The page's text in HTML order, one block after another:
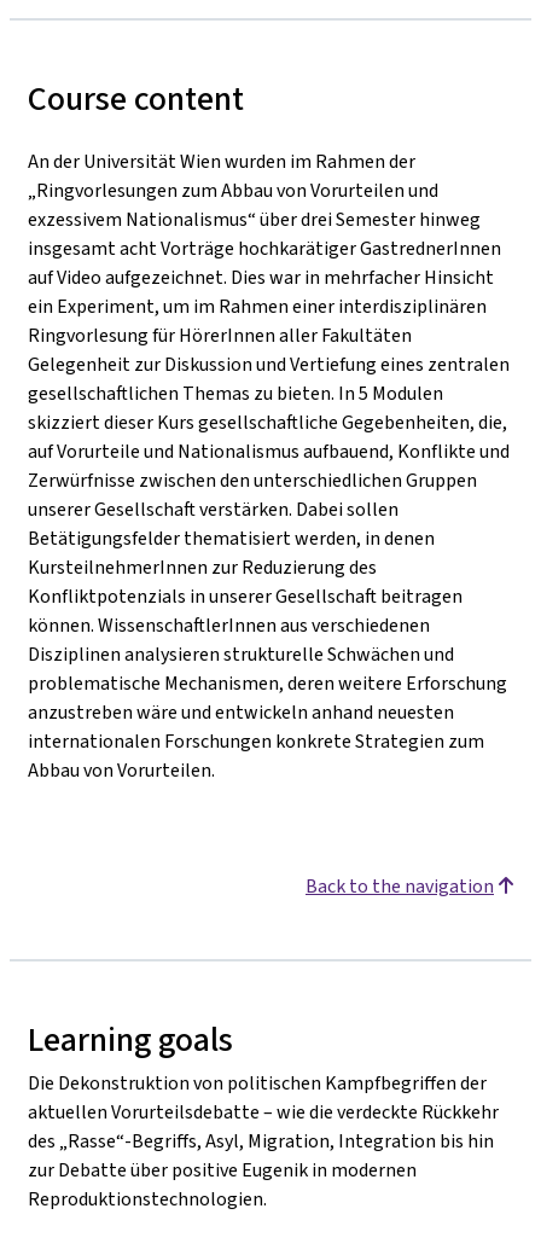
Course content
An der Universität Wien wurden im Rahmen der
„Ringvorlesungen zum Abbau von Vorurteilen und
exzessivem Nationalismus“ über drei Semester hinweg
insgesamt acht Vorträge hochkarätiger GastrednerInnen
auf Video aufgezeichnet. Dies war in mehrfacher Hinsicht
ein Experiment, um im Rahmen einer interdisziplinären
Ringvorlesung für HörerInnen aller Fakultäten
Gelegenheit zur Diskussion und Vertiefung eines zentralen
gesellschaftlichen Themas zu bieten. In 5 Modulen
skizziert dieser Kurs gesellschaftliche Gegebenheiten, die,
auf Vorurteile und Nationalismus aufbauend, Konflikte und
Zerwürfnisse zwischen den unterschiedlichen Gruppen
unserer Gesellschaft verstärken. Dabei sollen
Betätigungsfelder thematisiert werden, in denen
KursteilnehmerInnen zur Reduzierung des
Konfliktpotenzials in unserer Gesellschaft beitragen
können. WissenschaftlerInnen aus verschiedenen
Disziplinen analysieren strukturelle Schwächen und
problematische Mechanismen, deren weitere Erforschung
anzustreben wäre und entwickeln anhand neuesten
internationalen Forschungen konkrete Strategien zum
Abbau von Vorurteilen.
Back to the navigation
Learning goals
Die Dekonstruktion von politischen Kampfbegriffen der
aktuellen Vorurteilsdebatte – wie die verdeckte Rückkehr
des „Rasse“-Begriffs, Asyl, Migration, Integration bis hin
zur Debatte über positive Eugenik in modernen
Reproduktionstechnologien.